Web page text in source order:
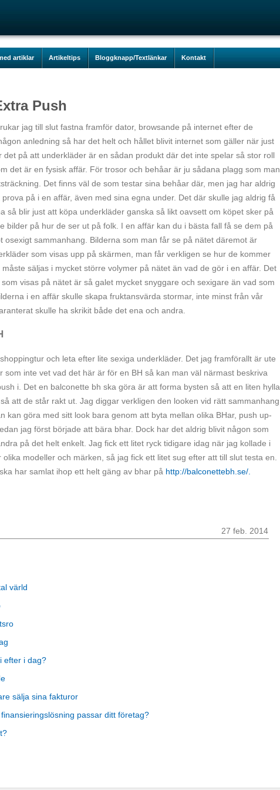
artiklar Artikeltips Bloggknapp/Textlänkar Kontakt
Push
jag till slut fastna framför dator, browsande på internet efter de
anledning så har det helt och hållet blivit internet som gäller när just
på att underkläder är en sådan produkt där det inte spelar så stor roll
det är en fysisk affär. För trosor och behåar är ju sådana plagg som man
Det finns väl de som testar sina behåar där, men jag har aldrig
på i en affär, även med sina egna under. Det där skulle jag aldrig få
så blir just att köpa underkläder ganska så likt oavsett om köpet sker på
bilder på hur de ser ut på folk. I en affär kan du i bästa fall få se dem på
osexigt sammanhang. Bilderna som man får se på nätet däremot är
som visas upp på skärmen, man får verkligen se hur de kommer
säljas i mycket större volymer på nätet än vad de gör i en affär. Det
visas på nätet är så galet mycket snyggare och sexigare än vad som
i en affär skulle skapa fruktansvärda stormar, inte minst från vår
skulle ha skrikit både det ena och andra.
och leta efter lite sexiga underkläder. Det jag framförallt är ute
som inte vet vad det här är för en BH så kan man väl närmast beskriva
i. Det en balconette bh ska göra är att forma bysten så att en liten hylla
att de står rakt ut. Jag diggar verkligen den looken vid rätt sammanhang
kan göra med sitt look bara genom att byta mellan olika BHar, push up-
jag först började att bära bhar. Dock har det aldrig blivit någon som
på det helt enkelt. Jag fick ett litet ryck tidigare idag när jag kollade i
modeller och märken, så jag fick ett litet sug efter att till slut testa en.
har samlat ihop ett helt gäng av bhar på http://balconettebh.se/.
27 feb. 2014
värld
efter i dag?
sälja sina fakturor
passar ditt företag?